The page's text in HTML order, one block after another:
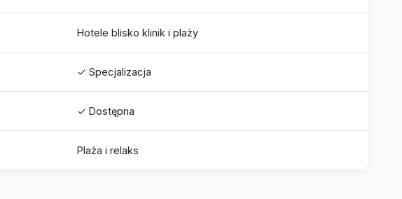
Hotele blisko klinik i plaży
✓ Specjalizacja
✓ Dostępna
Plaża i relaks